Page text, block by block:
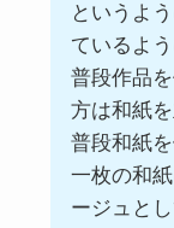
というよ
ているよ
普段作品
方は和紙
普段和紙
一枚の和
ージュと